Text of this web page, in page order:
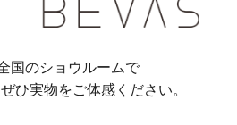
国のショウルームで
ぜひ実物をご体感ください。